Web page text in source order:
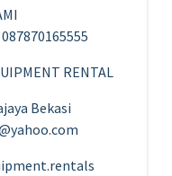
087870165555
RENTAL
Bekasi